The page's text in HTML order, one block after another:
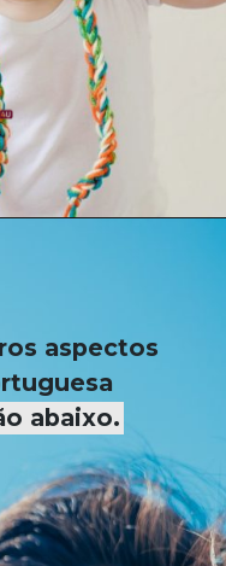
aspectos
abaixo.